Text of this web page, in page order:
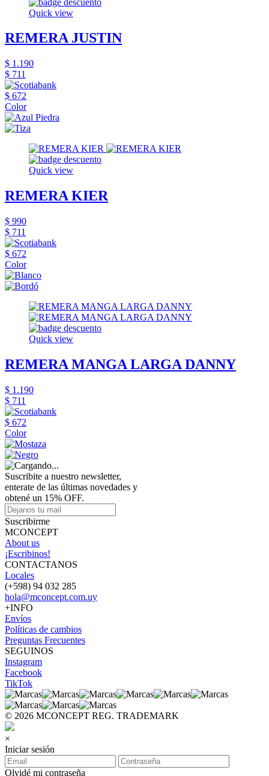
Quick view
REMERA JUSTIN
$ 1.190
$ 711
$ 672
Color
Quick view
REMERA KIER
$ 990
$ 711
$ 672
Color
Quick view
REMERA MANGA LARGA DANNY
$ 1.190
$ 711
$ 672
Color
Suscribite a nuestro newsletter,
enterate de las últimas novedades y
obtené un 15% OFF.
Suscribirme
MCONCEPT
About us
¡Escribinos!
CONTACTANOS
Locales
(+598) 94 032 285
hola@mconcept.com.uy
+INFO
Envíos
Políticas de cambios
Preguntas Frecuentes
SEGUINOS
Instagram
Facebook
TikTok
© 2026 MCONCEPT REG. TRADEMARK
×
Iniciar sesión
Olvidé mi contraseña